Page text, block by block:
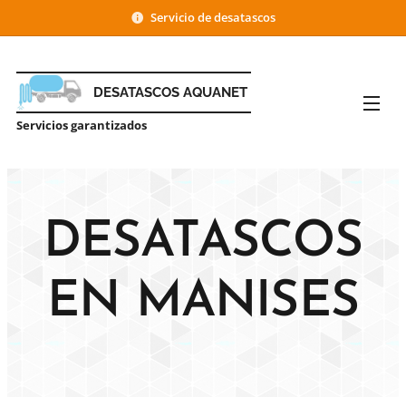
Serviciode desatascos
DESATASCOS AQUANET
Servicios garantizados
DESATASCOS
EN MANISES